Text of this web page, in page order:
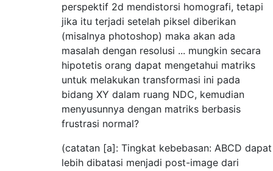
perspektif 2d mendistorsi homografi, tetapi
jika itu terjadi setelah piksel diberikan
(misalnya photoshop) maka akan ada
masalah dengan resolusi ... mungkin secara
hipotetis orang dapat mengetahui matriks
untuk melakukan transformasi ini pada
bidang XY dalam ruang NDC, kemudian
menyusunnya dengan matriks berbasis
frustrasi normal?
(catatan [a]: Tingkat kebebasan: ABCD dapat
lebih dibatasi menjadi post-image dari